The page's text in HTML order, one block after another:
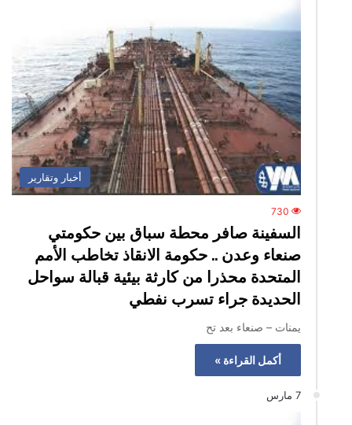
أخبار وتقارير
730
السفينة صافر محطة سباق بين حكومتي
صنعاء وعدن .. حكومة الانقاذ تخاطب الأمم
المتحدة محذرا من كارثة بيئية قبالة سواحل
الحديدة جراء تسرب نفطي
يمنات – صنعاء بعد تح
أكمل القراءة »
7 مارس